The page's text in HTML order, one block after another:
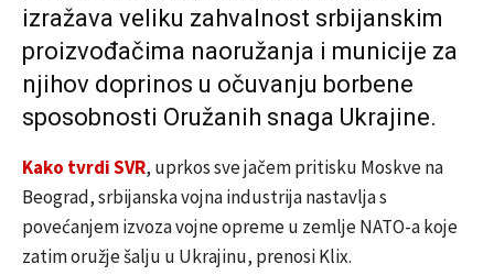
izražava veliku zahvalnost srbijanskim
proizvođačima naoružanja i municije za
njihov doprinos u očuvanju borbene
sposobnosti Oružanih snaga Ukrajine.
Kako tvrdi SVR, uprkos sve jačem pritisku Moskve na
Beograd, srbijanska vojna industrija nastavlja s
povećanjem izvoza vojne opreme u zemlje NATO-a koje
zatim oružje šalju u Ukrajinu, prenosi Klix.